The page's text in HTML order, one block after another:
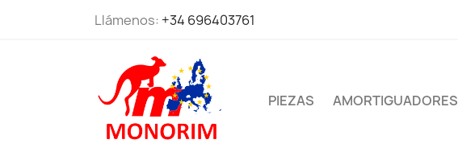
Llámenos: +34 696403761
PIEZAS AMORTIGUADORES